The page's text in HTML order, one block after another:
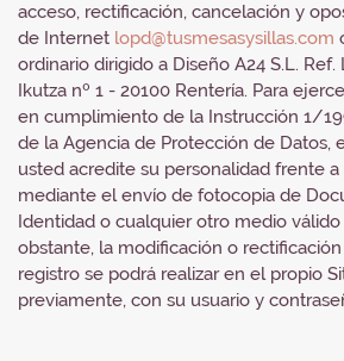
acceso, rectificación, cancelación y
de Internet lopd@tusmesasysillas.com
ordinario dirigido a Diseño A24 S.L.
Ikutza nº 1 - 20100 Rentería. Para
en cumplimiento de la Instrucción 1/
de la Agencia de Protección de Datos,
usted acredite su personalidad frente a
mediante el envío de fotocopia de
Identidad o cualquier otro medio
obstante, la modificación o
registro se podrá realizar en el propio
previamente, con su usuario y